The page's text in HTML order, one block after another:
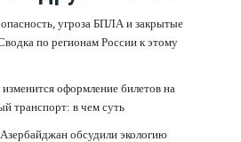
опасность, угроза БПЛА и закрытые
по регионам России к этому
оформление билетов на
транспорт: в чем суть
обсудили экологию